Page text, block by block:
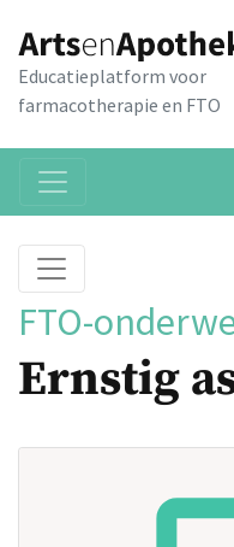
Educatieplatform voor
farmacotherapie en FTO
FTO-
Ernstig